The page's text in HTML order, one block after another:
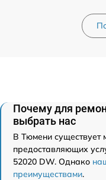
Почему для
выбрать нас
В Тюмени существует
предоставляющих
52020 DW. Однако
преимуществами.